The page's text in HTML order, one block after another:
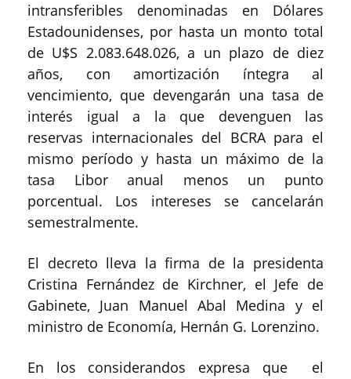
intransferibles denominadas en Dólares
Estadounidenses, por hasta un monto total
de U$S 2.083.648.026, a un plazo de diez
años, con amortización íntegra al
vencimiento, que devengarán una tasa de
interés igual a la que devenguen las
reservas internacionales del BCRA para el
mismo período y hasta un máximo de la
tasa Libor anual menos un punto
porcentual. Los intereses se cancelarán
semestralmente.
El decreto lleva la firma de la presidenta
Cristina Fernández de Kirchner, el Jefe de
Gabinete, Juan Manuel Abal Medina y el
ministro de Economía, Hernán G. Lorenzino.
En los considerandos expresa que el